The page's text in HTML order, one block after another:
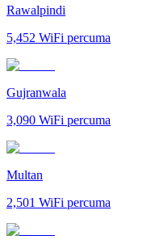
Rawalpindi
5,452 WiFi percuma
Gujranwala
3,090 WiFi percuma
Multan
2,501 WiFi percuma